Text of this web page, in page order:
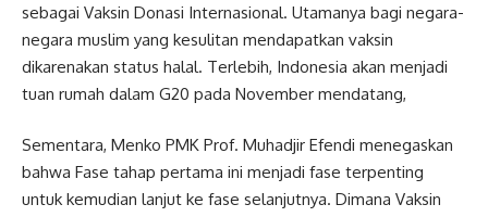
sebagai Vaksin Donasi Internasional. Utamanya bagi negara-
negara muslim yang kesulitan mendapatkan vaksin
dikarenakan status halal. Terlebih, Indonesia akan menjadi
tuan rumah dalam G20 pada November mendatang,
Sementara, Menko PMK Prof. Muhadjir Efendi menegaskan
bahwa Fase tahap pertama ini menjadi fase terpenting
untuk kemudian lanjut ke fase selanjutnya. Dimana Vaksin